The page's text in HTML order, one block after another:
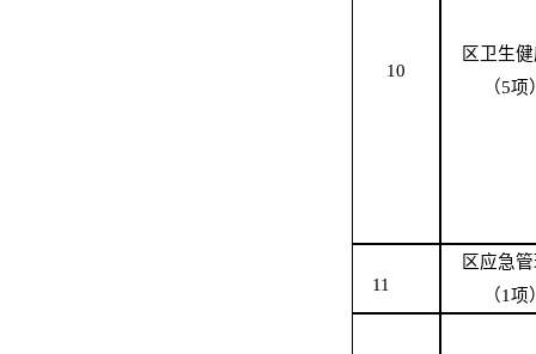
10
区 卫生
（5项
11
区 应急
（1项